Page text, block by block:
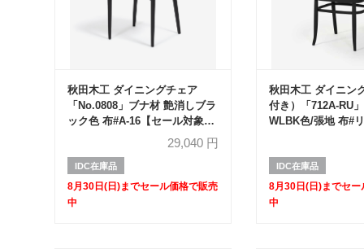
秋田木工 ダイニングチェア
「No.0808」ブナ材 艶消しブラ
ック色 布#A-16【セール対象品
29,040円
IDC在庫品
8月30日(日)までセール価格で販売
中
秋田木工 ダイニン
付き）「712A-RU
WLBK色/張地 布#
IDC在庫品
8月30日(日)までセー
中